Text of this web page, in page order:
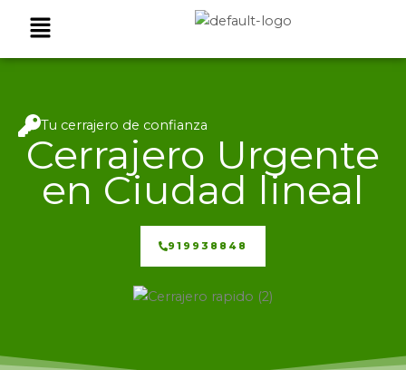
Menú
Tu cerrajero de confianza
Cerrajero Urgente
en Ciudad lineal
919938848